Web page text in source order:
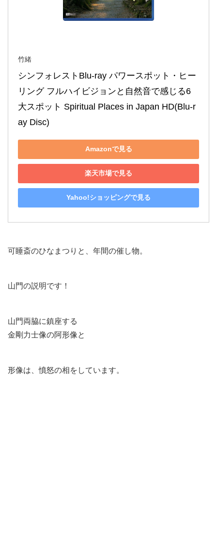
竹緒
シンフォレストBlu-ray パワースポット・ヒー
リング フルハイビジョンと自然音で感じる6
大スポット Spiritual Places in Japan HD(Blu-r
ay Disc)
Amazonで見る
楽天市場で見る
Yahoo!ショッピングで見る
可睡斎のひなまつりと、年間の催し物。
山門の説明です！
山門両脇に鎮座する
金剛力士像の阿形像と
形像は、憤怒の相をしています。